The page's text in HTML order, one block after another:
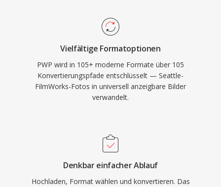
Vielfältige Formatoptionen
PWP wird in 105+ moderne Formate über 105
Konvertierungspfade entschlüsselt — Seattle-
FilmWorks-Fotos in universell anzeigbare Bilder
verwandelt.
Denkbar einfacher Ablauf
Hochladen, Format wählen und konvertieren. Das